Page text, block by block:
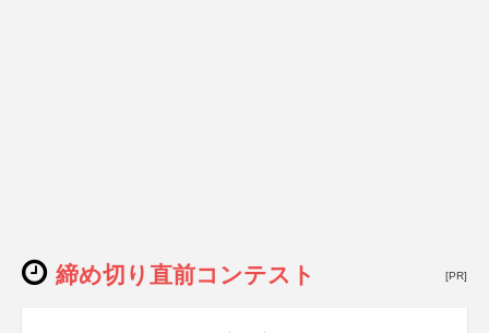
締め切り直前コンテスト [PR]